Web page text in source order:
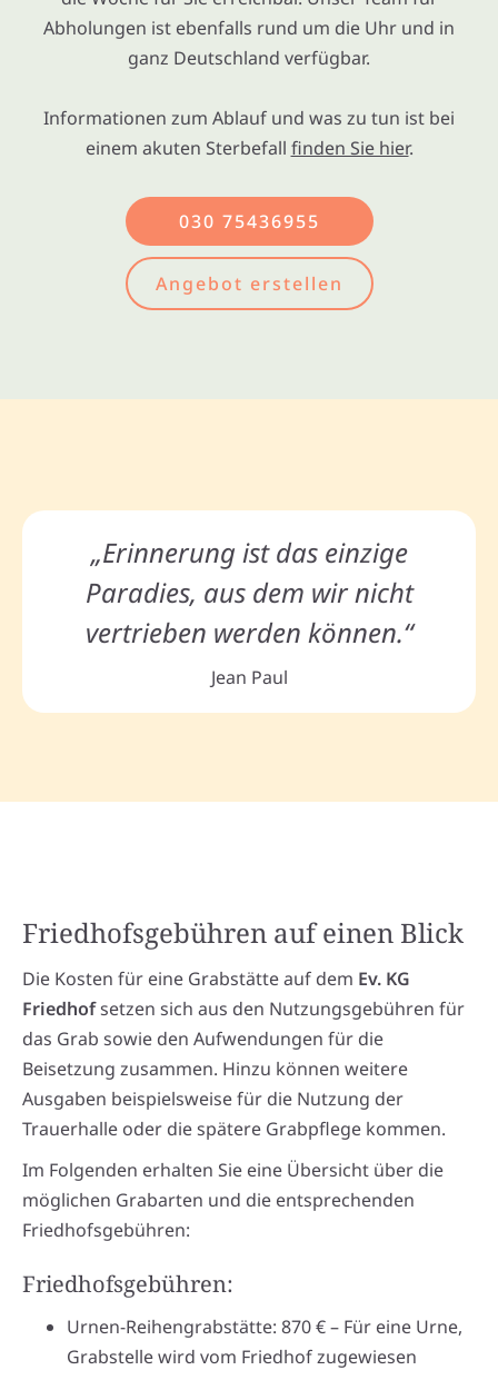
Abholungen ist ebenfalls rund um die Uhr und in
ganz Deutschland verfügbar.
Informationen zum Ablauf und was zu tun ist bei
einem akuten Sterbefall finden Sie hier.
030 75436955
Angebot erstellen
„Erinnerung ist das einzige
Paradies, aus dem wir nicht
vertrieben werden können.“
Jean Paul
Friedhofsgebühren auf einen Blick
Die Kosten für eine Grabstätte auf dem Ev. KG
Friedhofsetzen sich aus den Nutzungsgebühren für
das Grab sowie den Aufwendungen für die
Beisetzung zusammen. Hinzu können weitere
Ausgaben beispielsweise für die Nutzung der
Trauerhalle oder die spätere Grabpflege kommen.
Im Folgenden erhalten Sie eine Übersicht über die
möglichen Grabarten und die entsprechenden
Friedhofsgebühren:
Friedhofsgebühren:
Urnen-Reihengrabstätte: 870 € – Für eine Urne,
Grabstelle wird vom Friedhof zugewiesen